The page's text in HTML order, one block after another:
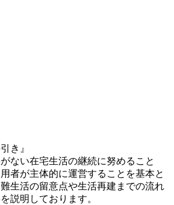
き』
ない在宅生活の継続に努めること
者が主体的に運営することを基本と
生活の留意点や生活再建までの流れ
説明しております。